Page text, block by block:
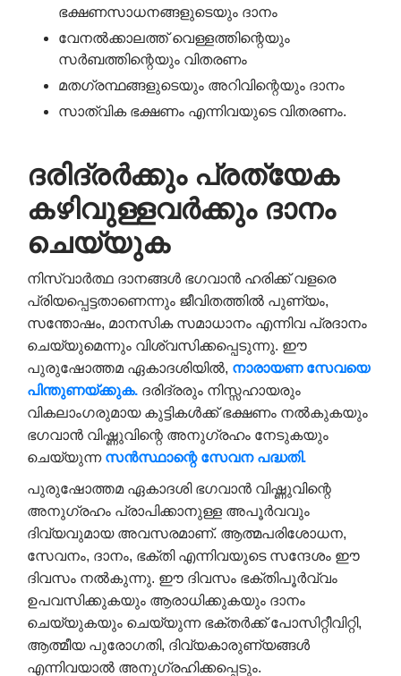
ഭക്ഷണസാധനങ്ങളുടെയും ദാനം
വേനൽക്കാലത്ത് വെള്ളത്തിന്റെയും
സർബത്തിന്റെയും വിതരണം
മതഗ്രന്ഥങ്ങളുടെയും അറിവിന്റെയും ദാനം
സാത്വിക ഭക്ഷണം എന്നിവയുടെ വിതരണം.
ദരിദ്രർക്കും പ്രത്യേക
കഴിവുള്ളവർക്കും ദാനം
ചെയ്യുക
നിസ്വാർത്ഥ ദാനങ്ങൾ ഭഗവാൻ ഹരിക്ക് വളരെ
പ്രിയപ്പെട്ടതാണെന്നും ജീവിതത്തിൽ പുണ്യം,
സന്തോഷം, മാനസിക സമാധാനം എന്നിവ പ്രദാനം
ചെയ്യുമെന്നും വിശ്വസിക്കപ്പെടുന്നു. ഈ
പുരുഷോത്തമ ഏകാദശിയിൽ, നാരായണ സേവയെ
പിന്തുണയ്ക്കുക. ദരിദ്രരും നിസ്സഹായരും
വികലാംഗരുമായ കുട്ടികൾക്ക് ഭക്ഷണം നൽകുകയും
ഭഗവാൻ വിഷ്ണുവിന്റെ അനുഗ്രഹം നേടുകയും
ചെയ്യുന്ന സൻസ്ഥാന്റെ സേവന പദ്ധതി.
പുരുഷോത്തമ ഏകാദശി ഭഗവാൻ വിഷ്ണുവിന്റെ
അനുഗ്രഹം പ്രാപിക്കാനുള്ള അപൂർവവും
ദിവ്യവുമായ അവസരമാണ്. ആത്മപരിശോധന,
സേവനം, ദാനം, ഭക്തി എന്നിവയുടെ സന്ദേശം ഈ
ദിവസം നൽകുന്നു. ഈ ദിവസം ഭക്തിപൂർവ്വം
ഉപവസിക്കുകയും ആരാധിക്കുകയും ദാനം
ചെയ്യുകയും ചെയ്യുന്ന ഭക്തർക്ക് പോസിറ്റീവിറ്റി,
ആത്മീയ പുരോഗതി, ദിവ്യകാരുണ്യങ്ങൾ
എന്നിവയാൽ അനുഗ്രഹിക്കപ്പെടും.